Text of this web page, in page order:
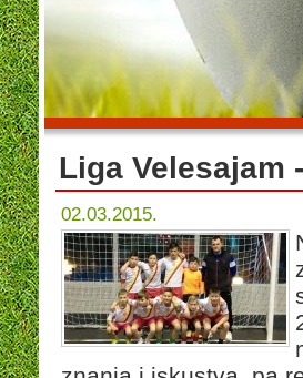
Liga Velesajam
02.03.2015.